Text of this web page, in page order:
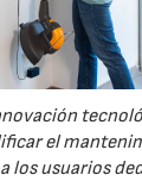
el
los usuarios